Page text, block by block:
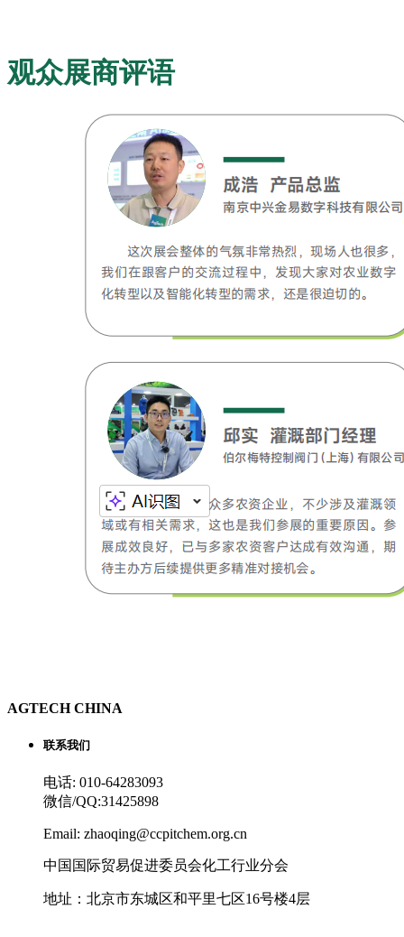
观众展商评语
AGTECH CHINA
联系我们
电话: 010-64283093
微信/QQ:31425898
Email: zhaoqing@ccpitchem.org.cn
中国国际贸易促进委员会化工行业分会
地址：北京市东城区和平里七区16号楼4层